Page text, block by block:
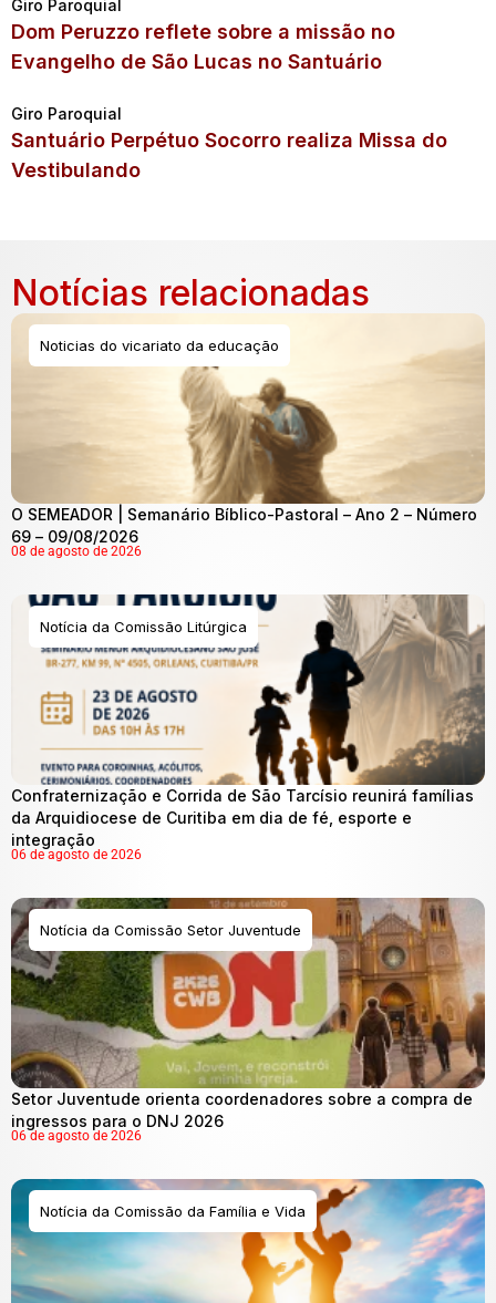
Giro Paroquial
Dom Peruzzo reflete sobre a missão no
Evangelho de São Lucas no Santuário
Giro Paroquial
Santuário Perpétuo Socorro realiza Missa do
Vestibulando
Notícias relacionadas
Noticias do vicariato da educação
O SEMEADOR | Semanário Bíblico-Pastoral – Ano 2 – Número
69 – 09/08/2026
08 de agosto de 2026
Notícia da Comissão Litúrgica
Confraternização e Corrida de São Tarcísio reunirá famílias
da Arquidiocese de Curitiba em dia de fé, esporte e
integração
06 de agosto de 2026
Notícia da Comissão Setor Juventude
Setor Juventude orienta coordenadores sobre a compra de
ingressos para o DNJ 2026
06 de agosto de 2026
Notícia da Comissão da Família e Vida